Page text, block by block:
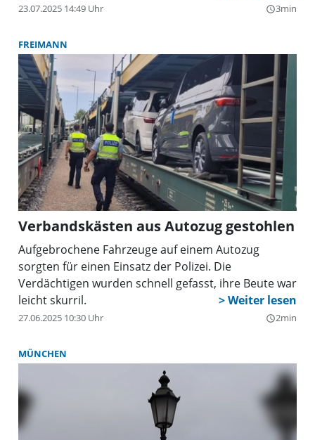
23.07.2025 14:49 Uhr query_builder3min
FREIMANN
Verbandskästen aus Autozug gestohlen
Aufgebrochene Fahrzeuge auf einem Autozug
sorgten für einen Einsatz der Polizei. Die
Verdächtigen wurden schnell gefasst, ihre Beute war
leicht skurril.
27.06.2025 10:30 Uhr query_builder2min
MÜNCHEN